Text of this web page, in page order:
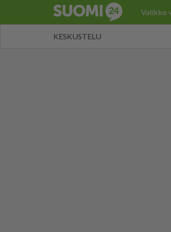
Valikko
KESKUSTELU